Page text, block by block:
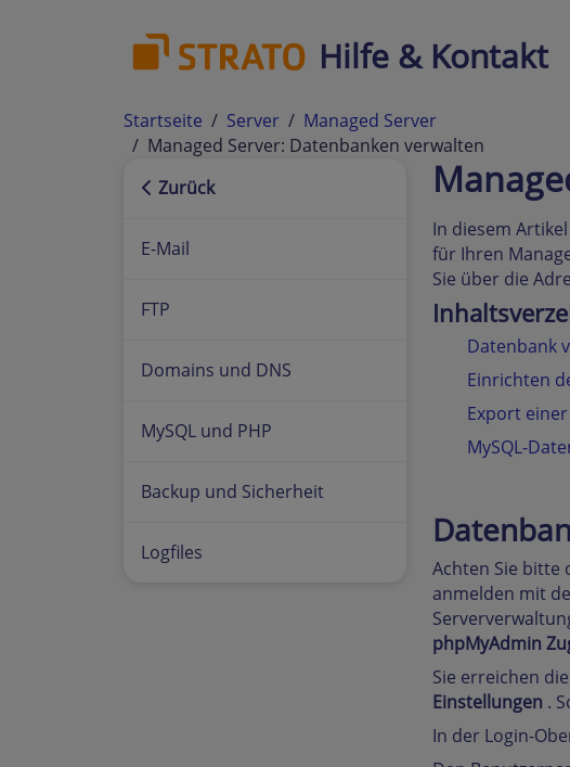
Hilfe & Kontakt
Startseite Server
Managed Server
Managed Server: Datenbanken verwalten
Zurück
E-Mail
FTP
Domains und DNS
MySQL und PHP
Backup und Sicherheit
Logfiles
In diesem
für Ihren
Sie über die
Datenbank
Einrichten
Export
MySQL-
Achten Sie bitte
anmelden mit
phpMyAdmin
Sie erreichen
Einstellungen .
In der Login-